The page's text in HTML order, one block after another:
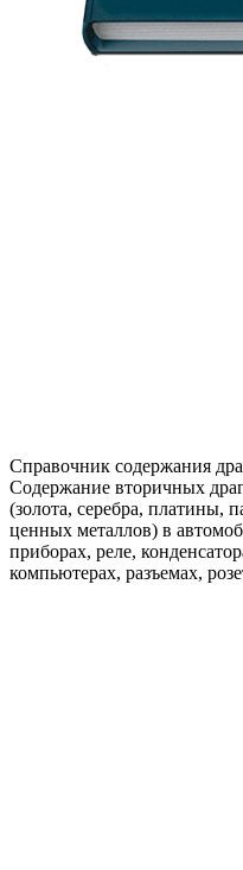
Справочник содержания
Содержание вторичных
(золота, серебра, платины,
ценных металлов) в
приборах, реле,
компьютерах, разъемах,